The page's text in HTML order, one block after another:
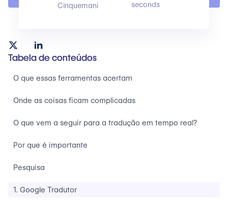
Cinquemani
seconds
Tabela de conteúdos
O que essas ferramentas acertam
Onde as coisas ficam complicadas
O que vem a seguir para a tradução em tempo real?
Por que é importante
Pesquisa
1. Google Tradutor